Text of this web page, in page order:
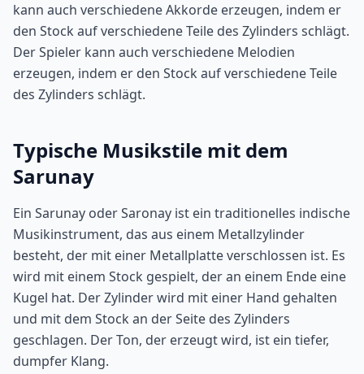
kann auch verschiedene Akkorde erzeugen, indem er
den Stock auf verschiedene Teile des Zylinders schlägt.
Der Spieler kann auch verschiedene Melodien
erzeugen, indem er den Stock auf verschiedene Teile
des Zylinders schlägt.
Typische Musikstile mit dem
Sarunay
Ein Sarunay oder Saronay ist ein traditionelles indische
Musikinstrument, das aus einem Metallzylinder
besteht, der mit einer Metallplatte verschlossen ist. Es
wird mit einem Stock gespielt, der an einem Ende eine
Kugel hat. Der Zylinder wird mit einer Hand gehalten
und mit dem Stock an der Seite des Zylinders
geschlagen. Der Ton, der erzeugt wird, ist ein tiefer,
dumpfer Klang.